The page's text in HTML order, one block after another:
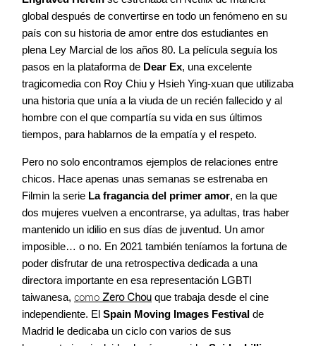
global después de convertirse en todo un fenómeno en su
país con su historia de amor entre dos estudiantes en
plena Ley Marcial de los años 80. La película seguía los
pasos en la plataforma de Dear Ex, una excelente
tragicomedia con Roy Chiu y Hsieh Ying-xuan que utilizaba
una historia que unía a la viuda de un recién fallecido y al
hombre con el que compartía su vida en sus últimos
tiempos, para hablarnos de la empatía y el respeto.
Pero no solo encontramos ejemplos de relaciones entre
chicos. Hace apenas unas semanas se estrenaba en
Filmin la serie La fragancia del primer amor, en la que
dos mujeres vuelven a encontrarse, ya adultas, tras haber
mantenido un idilio en sus días de juventud. Un amor
imposible… o no. En 2021 también teníamos la fortuna de
poder disfrutar de una retrospectiva dedicada a una
directora importante en esa representación LGBTI
taiwanesa, como Zero Chou que trabaja desde el cine
independiente. El Spain Moving Images Festival de
Madrid le dedicaba un ciclo con varios de sus